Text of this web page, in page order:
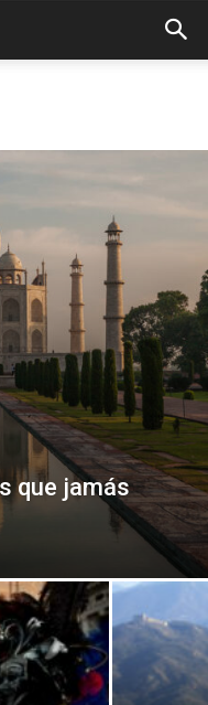
que jamás